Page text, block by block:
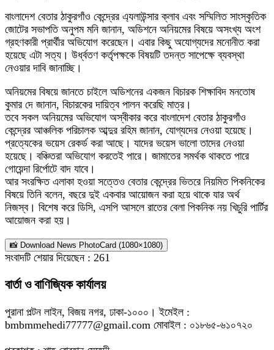
বাংলাদেশ বেতার ঠাকুরগাঁও কেন্দ্রের এ্যলাউন্সার ক্লাব এবং সম্মিলিত সাংস্কৃতিক
জোটের সভাপতি অনুপম মনি জানান, অডিশনে অনিয়মের বিষয়ে অসংখ্য অংশ
গ্রহণকারী প্রার্থীর অভিযোগ করেছেন। এবার কিছু অযোগ্যদের মনোনীত করা
হয়েছে এটা সত্য। উর্ধ্বতণ কর্তৃপক্ষকে বিষয়টি তদন্ত সাপেক্ষে ব্যবস্থা
নেওয়ার দাবি জানাচ্ছি।
অনিয়মের বিষয়ে জানতে চাইলে অডিশনের একজন বিচারক শিক্ষাবিদ মনতোষ
কুমার দে জানান, বিচারকের দায়িত্ব পালন করেছি মাত্র।
তবে সকল অনিয়মের অভিযোগ অস্বীকার করে বাংলাদেশ বেতার ঠাকুরগাঁও
কেন্দ্রের আঞ্চলিক পরিচালক আব্দুর রহিম জানান, যোগ্যদের নেওয়া হয়েছে।
প্রত্যেকের ভয়েস রেকর্ড করা আছে। যাদের ভয়েস ভালো তাদের নেওয়া
হয়েছে। বঞ্চিতরা অভিযোগ করতেই পারে। জামাতের সমর্থক থাকতে পারে
গোয়েন্দা রির্পোটে বাদ যাবে।
আর সংরক্ষিত এলাকা হওয়া সত্তেও বেতার কেন্দ্রের ভিতরে নিয়মিত পিকনিকের
বিষয়ে তিনি বলেন, বছরে দুই একবার আয়োজন করা হয়ে থাকে যার অর্থ
নিজস্ব। বিশেষ করে ডিসি, এসপি আসলে রাতের বেলা পিকনিক নয় খিচুরি পার্টির
আয়োজন করা হয়।
📸 Download News PhotoCard (1080×1080)
সংবাদটি শেয়ার দিয়েছেন : 261
বার্তা ও বাণিজ্যিক কার্যালয়
পুরানা পল্টন লাইন, বিজয় নগর, ঢাকা-১০০০। ইমেইল :
bmbmmehedi77777@gmail.com মোবাইল : ০১৮৬৫-৬১০৭২০